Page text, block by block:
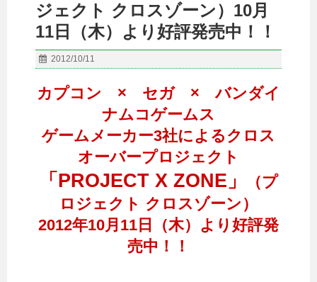
ジェクト クロスゾーン）10月
11日（木）より好評発売中！！
2012/10/11
カプコン × セガ × バンダイ
ナムコゲームス
ゲームメーカー3社によるクロス
オーバープロジェクト
「PROJECT X ZONE」
（プ
ロジェクト クロスゾーン）
2012年10月11日（木）より好評発
売中！！